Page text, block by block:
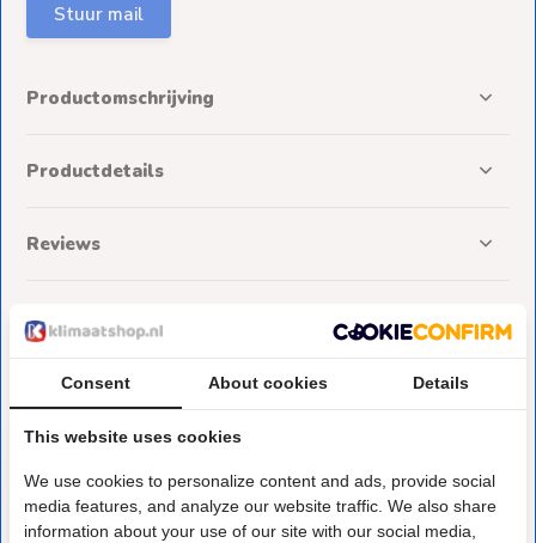
Stuur mail
Productomschrijving
Productdetails
Reviews
Delen
Deze heb je eerder bekeken
Consent About cookies Details
This website uses cookies
We use cookies to personalize content and ads, provide social
media features, and analyze our website traffic. We also share
information about your use of our site with our social media,